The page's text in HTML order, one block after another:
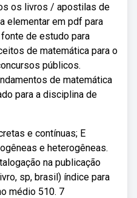
os livros / apostilas de
elementar em pdf para
de estudo para
de matemática para o
públicos.
de matemática
para a disciplina de
e contínuas; E
e heterogêneas.
na publicação
sp, brasil) índice para
médio 510. 7